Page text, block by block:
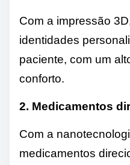
Com a impressão
identidades
paciente, com um
conforto.
2. Medicamentos
Com a
medicamentos